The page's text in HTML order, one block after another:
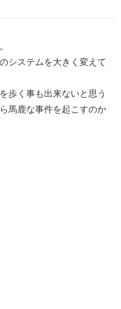
システムを大きく変えて
歩く事も出来ないと思う
馬鹿な事件を起こすのか